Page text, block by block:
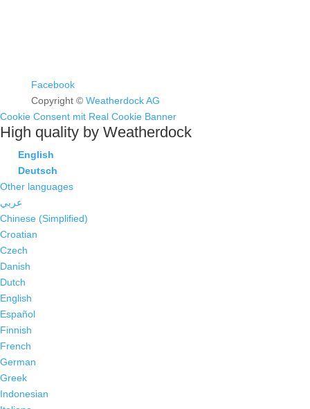
Facebook
Copyright © Weatherdock AG
Cookie Consent mit Real Cookie Banner
High quality by Weatherdock
English
Deutsch
Other languages
عربي
Chinese (Simplified)
Croatian
Czech
Danish
Dutch
English
Español
Finnish
French
German
Greek
Indonesian